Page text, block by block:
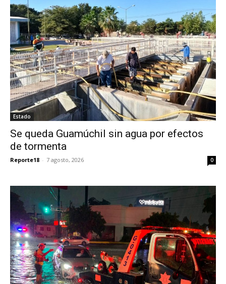
Estado
Se queda Guamúchil sin agua por efectos
de tormenta
Reporte18 - 7 agosto, 2026 0